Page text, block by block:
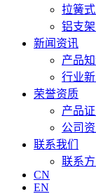
拉簧
铝支架
新闻资讯
产品
行业新
荣誉资质
产品
公司
联系我们
联系
CN
EN